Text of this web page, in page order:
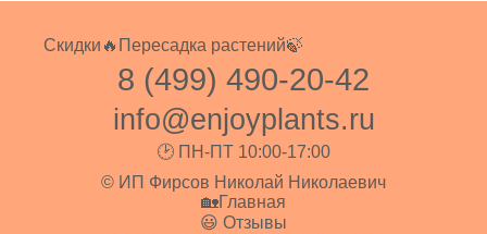
Скидки🔥 Пересадка растений🍃
8 (499) 490-20-42
info@enjoyplants.ru
🕑 ПН-ПТ 10:00-17:00
© ИП Фирсов Николай Николаевич
🏡Главная
😃 Отзывы